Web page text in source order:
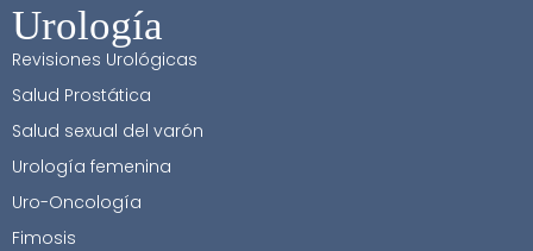
Urología
Revisiones Urológicas
Salud Prostática
Salud sexual del varón
Urología femenina
Uro-Oncología
Fimosis